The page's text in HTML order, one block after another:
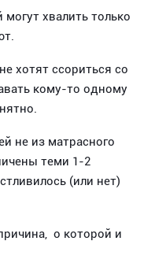
хвалить только
хотят ссориться со
кому-то одному
не из матрасного
теми 1-2
(или нет)
о которой и